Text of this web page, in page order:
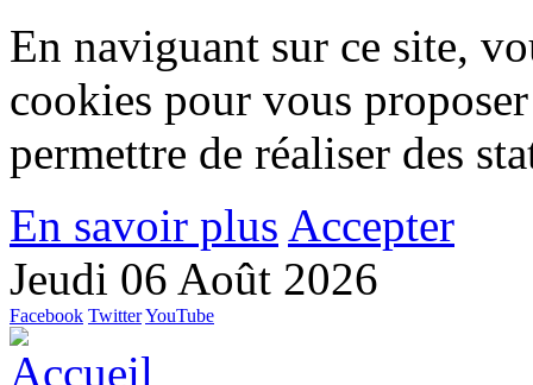
En naviguant sur ce site,
cookies pour vous
permettre de réaliser des
En savoir plus Accepter
Jeudi 06 Août 2026
Facebook TwitterYouTube